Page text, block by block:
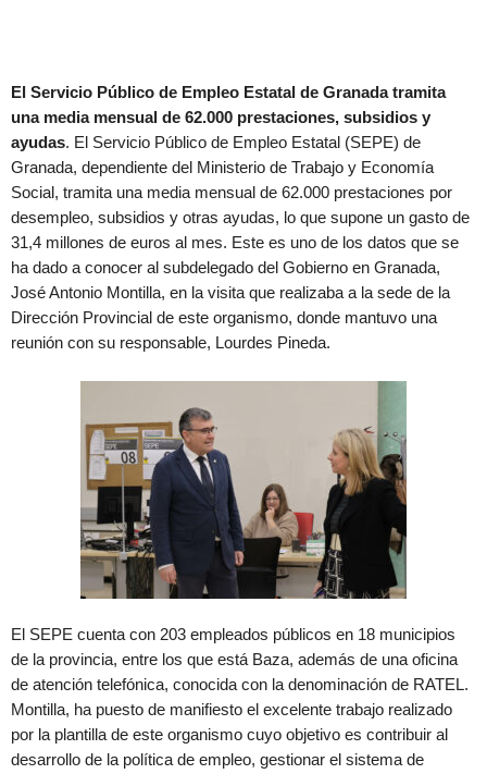
El Servicio Público de Empleo Estatal de Granada tramita
una media mensual de 62.000 prestaciones, subsidios y
ayudas. El Servicio Público de Empleo Estatal (SEPE) de
Granada, dependiente del Ministerio de Trabajo y Economía
Social, tramita una media mensual de 62.000 prestaciones por
desempleo, subsidios y otras ayudas, lo que supone un gasto de
31,4 millones de euros al mes. Este es uno de los datos que se
ha dado a conocer al subdelegado del Gobierno en Granada,
José Antonio Montilla, en la visita que realizaba a la sede de la
Dirección Provincial de este organismo, donde mantuvo una
reunión con su responsable, Lourdes Pineda.
El SEPE cuenta con 203 empleados públicos en 18 municipios
de la provincia, entre los que está Baza, además de una oficina
de atención telefónica, conocida con la denominación de RATEL.
Montilla, ha puesto de manifiesto el excelente trabajo realizado
por la plantilla de este organismo cuyo objetivo es contribuir al
desarrollo de la política de empleo, gestionar el sistema de